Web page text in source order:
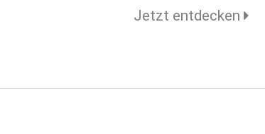
Jetzt entdecken